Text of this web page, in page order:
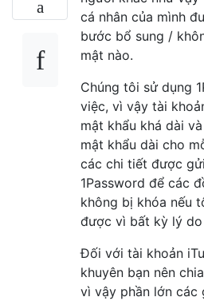
cá nhân của mình
bước bổ sung /
mật nào.
Chúng tôi sử dụng
việc, vì vậy tài
mật khẩu khá dài
mật khẩu dài cho
các chi tiết được
1Password để các
không bị khóa nếu
được vì bất kỳ lý
Đối với tài khoản
khuyên bạn nên
vì vậy phần lớn các